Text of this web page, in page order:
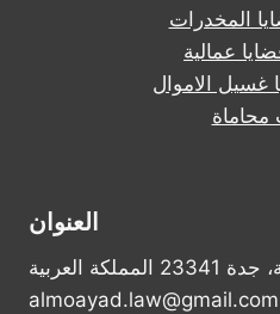
المخدرات
عمالية
غسيل الاموال
محاماة
العنوان
شارع فلسطين، مشرفة، جدة 23341 المملكة العربية